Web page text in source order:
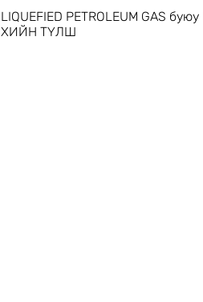
LIQUEFIED PETROLEUM GAS
ХИЙН ТҮЛШ